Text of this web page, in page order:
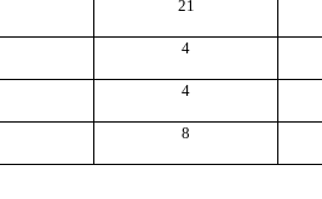
21
4
4
8